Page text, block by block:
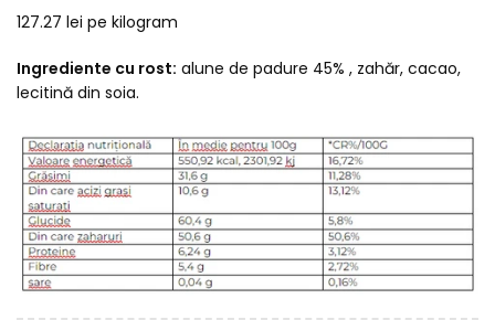
127.27 lei pe kilogram
Ingrediente cu rost: alune de padure 45% , zahăr, cacao,
lecitină din soia.